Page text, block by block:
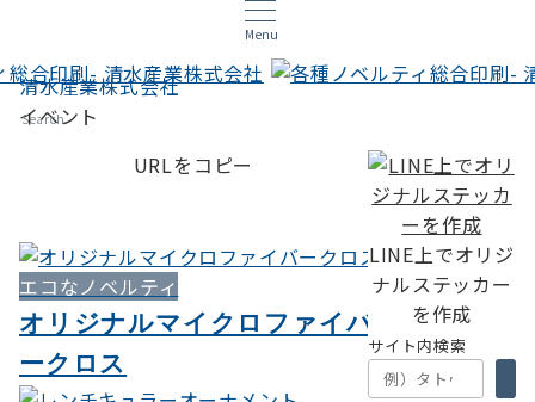
Menu
Search
清水産業株式会社
イベント
URLをコピー
エコなノベルティ
オリジナルマイクロファイバ
ークロス
LINE上でオリジ
ナルステッカー
を作成
サイト内検索